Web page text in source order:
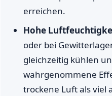
erreichen.
Hohe
oder bei
gleichzeitig kühlen
wahrgenommene
trockene Luft als viel